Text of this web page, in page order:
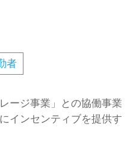
者
ージ事業」との協働事業
インセンティブを提供す